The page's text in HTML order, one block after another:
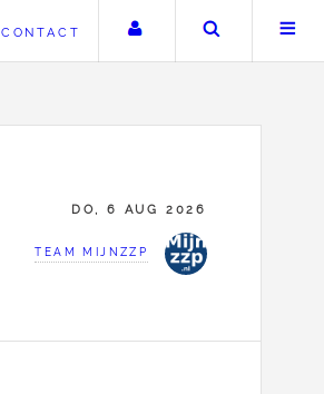
CONTACT Uw accountZoeken
DO, 6 AUG 2026
TEAM MIJNZZP